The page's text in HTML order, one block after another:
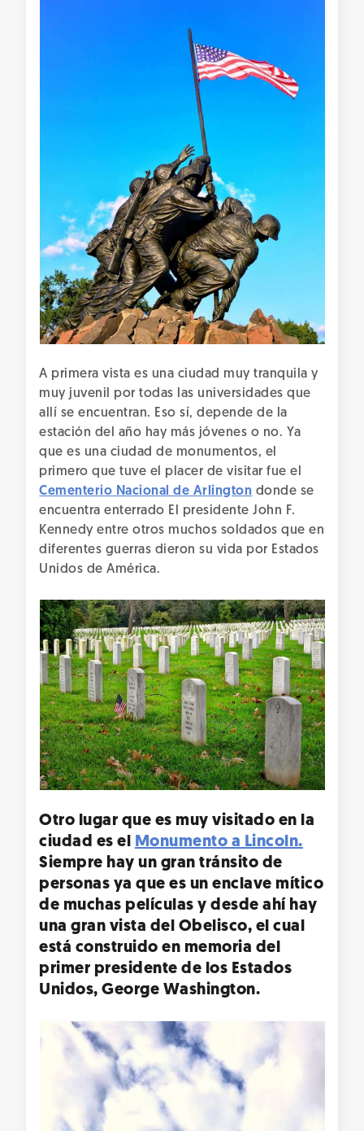
A primera vista es una ciudad muy tranquila y
muy juvenil por todas las universidades que
allí se encuentran. Eso sí, depende de la
estación del año hay más jóvenes o no. Ya
que es una ciudad de monumentos, el
primero que tuve el placer de visitar fue el
Cementerio Nacional de Arlington donde se
encuentra enterrado El presidente John F.
Kennedy entre otros muchos soldados que en
diferentes guerras dieron su vida por Estados
Unidos de América.
Otro lugar que es muy visitado en la
ciudad es el Monumento a Lincoln.
Siempre hay un gran tránsito de
personas ya que es un enclave mítico
de muchas películas y desde ahí hay
una gran vista del Obelisco, el cual
está construido en memoria del
primer presidente de los Estados
Unidos,George Washington.